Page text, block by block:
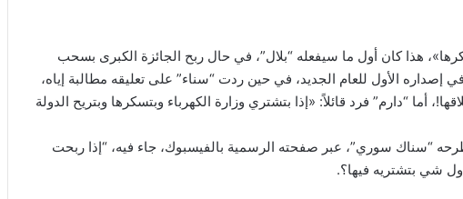
هذا كان أول ما سيفعله “بلال”، في حال ربح الجائزة الكبرى بسحب
الأول للعام الجديد، في حين ردت “سناء” على تعليقه مطالبة إياه،
أما “دارم” فرد قائلاً: «إذا بتشتري وزارة الكهرباء وبتسكرها وبتريح الدولة
“سناك سوري”، عبر صفحته الرسمية بالفيسبوك، جاء فيه، “إذا ربحت
شي بتشتريه فيها؟.